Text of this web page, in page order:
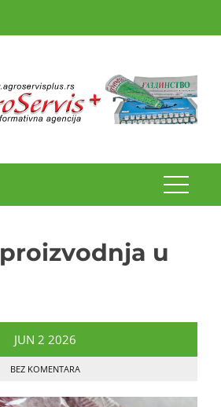
proizvodnja u
JUN 2 2026
BEZ KOMENTARA